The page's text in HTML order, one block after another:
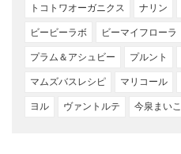
トコトワオーガニクス ナリン
ビービーラボ ビーマイフローラ
プラム＆アシュビー プルント
マムズバスレシピ マリコール
ヨル ヴァントルテ 今泉まいこ